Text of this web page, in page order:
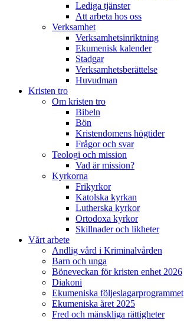
Lediga tjänster
Att arbeta hos oss
Verksamhet
Verksamhetsinriktning
Ekumenisk kalender
Stadgar
Verksamhetsberättelse
Huvudman
Kristen tro
Om kristen tro
Bibeln
Bön
Kristendomens högtider
Frågor och svar
Teologi och mission
Vad är mission?
Kyrkorna
Frikyrkor
Katolska kyrkan
Lutherska kyrkor
Ortodoxa kyrkor
Skillnader och likheter
Vårt arbete
Andlig vård i Kriminalvården
Barn och unga
Böneveckan för kristen enhet 2026
Diakoni
Ekumeniska följeslagarprogrammet
Ekumeniska året 2025
Fred och mänskliga rättigheter